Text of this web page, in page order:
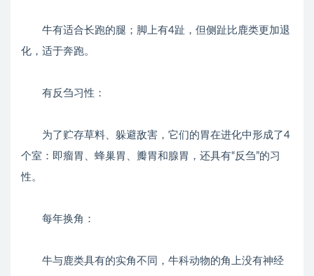
牛有适合长跑的腿；脚上有4趾，但侧趾比鹿类更加退
化，适于奔跑。
有反刍习性：
为了贮存草料、躲避敌害，它们的胃在进化中形成了4
个室：即瘤胃、蜂巢胃、瓣胃和腺胃，还具有“反刍”的习
性。
每年换角：
牛与鹿类具有的实角不同，牛科动物的角上没有神经